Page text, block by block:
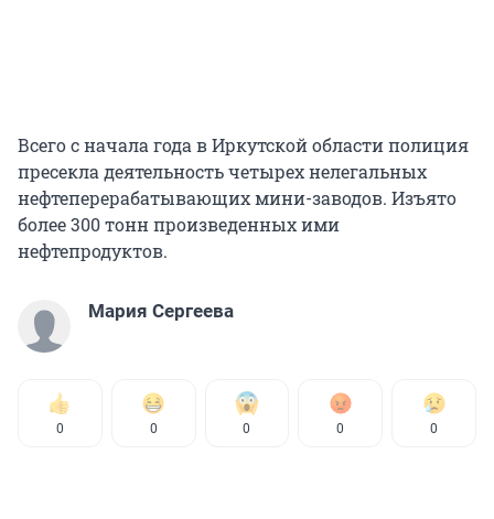
Всего с начала года в Иркутской области полиция
пресекла деятельность четырех нелегальных
нефтеперерабатывающих мини-заводов. Изъято
более 300 тонн произведенных ими
нефтепродуктов.
Мария Сергеева
0 0 0 0 0